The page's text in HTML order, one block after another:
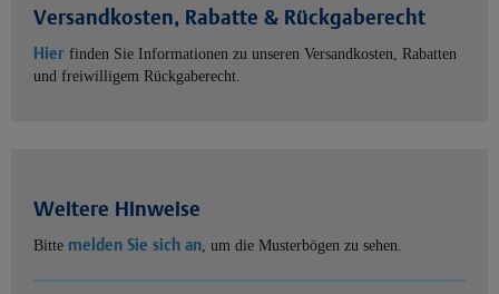
Versandkosten, Rabatte & Rückgaberecht
Hier finden Sie Informationen zu unseren Versandkosten, Rabatten
und freiwilligem Rückgaberecht.
Weitere Hinweise
Bitte melden Sie sich an, um die Musterbögen zu sehen.